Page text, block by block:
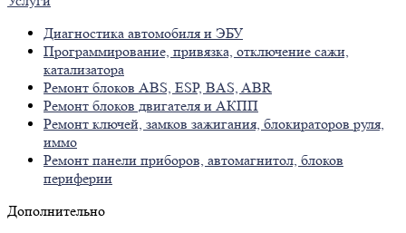
Диагностика автомобиля и ЭБУ
Программирование, привязка, отключение сажи,
катализатора
Ремонт блоков ABS, ESP, BAS, ABR
Ремонт блоков двигателя и АКПП
Ремонт ключей, замков зажигания, блокираторов руля,
иммо
Ремонт панели приборов, автомагнитол, блоков
периферии
Дополнительно